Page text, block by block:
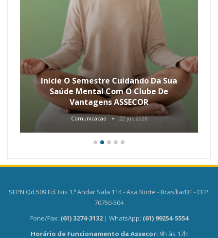
Inicie O Semestre Cuidando Da Sua
Saúde Mental Com O Clube De
Vantagens ASSECOR
Comunicacao 22 jul, 2026
SEPN Qd.509 Ed. Isis 1.º Andar Sala 114 - Asa Norte - Brasília/DF - CEP.
70750-504
Fone/Fax: (61) 3274-3132 | WhatsApp: (61) 99254-5554
Horário de Funcionamento da Assecor: 9h às 17h